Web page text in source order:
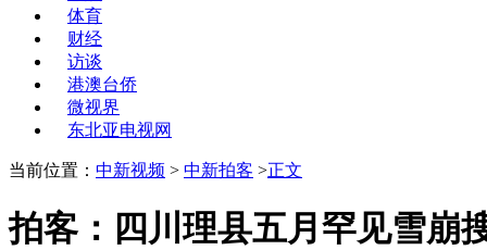
体育
财经
访谈
港澳台侨
微视界
东北亚电视网
当前位置： 中新视频 > 中新拍客 >正文
拍客：四川理县五月罕见雪崩